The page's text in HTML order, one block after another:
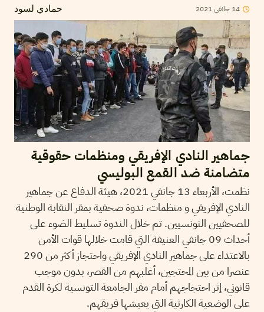
حمادي لسود 14 جانفي2021
جماهير النادي الإفريقي ومنظمات حقوقية
متضامنة ضد القمع البوليسي
نظمت، الأربعاء 13 جانفي 2021، هيئة الدفاع عن جماهير
النادي الإفريقي و منظمات، ندوة صحفية بمقر النقابة الوطنية
للصحفيين التونسيين. تم خلال الندوة تسليط الضوء على
أحداث 09 جانفي العنيفة التي قامت خلالها قوات الأمن
بالاعتداء على جماهير النادي الإفريقي واحتجاز أكثر من 290
عنصرا من بين المحتجين، أغلبهم من القصر، بدون موجب
قانوني، إثر احتجاجهم أمام مقر الجامعة التونسية لكرة القدم
على الوضعية الكارثية التي يعيشها فريقهم.